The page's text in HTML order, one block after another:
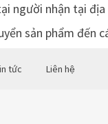
người nhận tại
sản phẩm đến
tức Liên hệ